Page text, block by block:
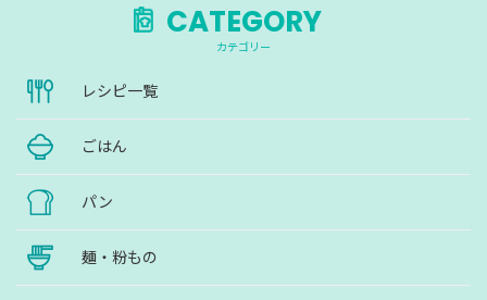
CATEGORY
カテゴリー
レシピ一覧
ごはん
パン
麺・粉もの